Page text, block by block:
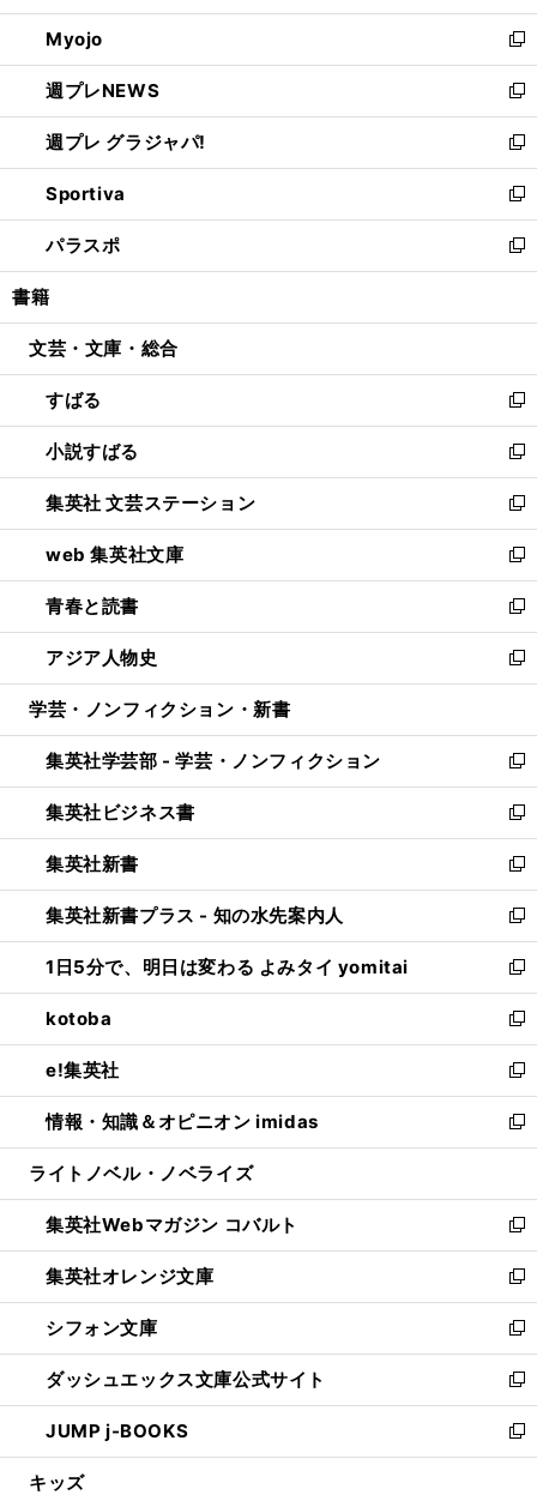
開
く
ウ
で
開
く
ン
ド
ウ
で
開
く
ウ
ィ
ン
ド
ウ
で
開
く
Myojo
新
し
い
ウ
ィ
ン
ド
ウ
で
開
週プレNEWS
新
し
い
ウ
ィ
ン
ド
ウ
開
週プレ グラジャパ!
新
し
い
ウ
ィ
ン
ウ
開
く
Sportiva
新
し
い
ウ
ン
ウ
で
開
く
パラスポ
新
し
ウ
ン
ド
ウ
で
開
く
書籍
文芸・文庫・総合
すばる
新
し
い
ウ
ィ
ン
ド
ウ
で
開
く
小説すばる
新
し
い
ウ
ィ
ン
ド
ウ
で
開
集英社 文芸ステーション
新
し
い
ウ
ィ
ン
ド
ウ
開
く
web 集英社文庫
新
し
い
ウ
ィ
ン
ウ
で
開
く
青春と読書
新
し
い
ウ
ン
ド
ウ
で
開
く
アジア人物史
新
し
ウ
ィ
ン
ド
ウ
で
開
く
学芸・ノンフィクション・新書
集英社学芸部 - 学芸・ノンフィクション
新
し
い
ウ
ィ
ン
ド
ウ
で
開
く
集英社ビジネス書
新
し
い
ウ
ィ
ン
ド
ウ
で
開
く
集英社新書
新
し
い
ウ
ィ
ン
ド
ウ
で
開
く
集英社新書プラス - 知の水先案内人
新
し
い
ウ
ィ
ン
ド
ウ
で
開
1日5分で、明日は変わる よみタイ yomitai
新
し
い
ウ
ィ
ン
ド
ウ
開
く
kotoba
新
し
い
ウ
ィ
ン
ウ
で
開
く
e!集英社
新
し
い
ウ
ン
ド
ウ
で
開
く
情報・知識＆オピニオン imidas
新
し
ウ
ィ
ン
ド
ウ
で
開
く
ライトノベル・ノベライズ
集英社Webマガジン コバルト
新
し
い
ウ
ィ
ン
ド
ウ
で
開
集英社オレンジ文庫
新
し
い
ウ
ィ
ン
ド
ウ
シフォン文庫
新
し
い
ウ
ィ
ン
ダッシュエックス文庫公式サイト
新
し
い
ウ
JUMP j-BOOKS
新
し
キッズ